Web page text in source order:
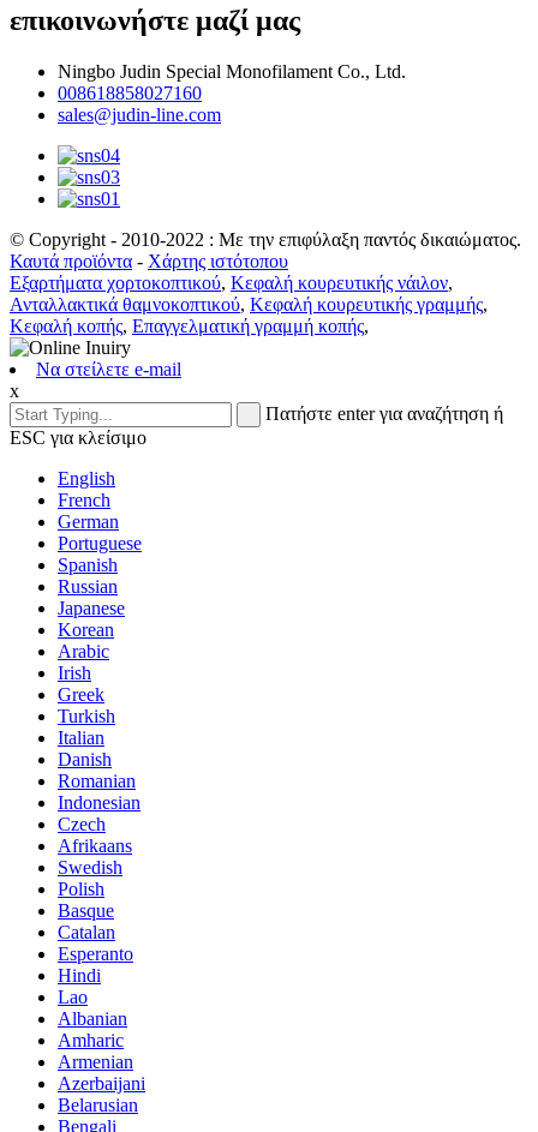
επικοινωνήστε μαζί μας
Ningbo Judin Special Monofilament Co., Ltd.
008618858027160
sales@judin-line.com
© Copyright - 2010-2022 : Με την επιφύλαξη παντός δικαιώματος.
Καυτά προϊόντα - Χάρτης ιστότοπου
Εξαρτήματα χορτοκοπτικού, Κεφαλή κουρευτικής νάιλον,
Ανταλλακτικά θαμνοκοπτικού, Κεφαλή κουρευτικής γραμμής,
Κεφαλή κοπής, Επαγγελματική γραμμή κοπής,
Να στείλετε e-mail
x
Πατήστε enter για αναζήτηση ή
ESC για κλείσιμο
English
French
German
Portuguese
Spanish
Russian
Japanese
Korean
Arabic
Irish
Greek
Turkish
Italian
Danish
Romanian
Indonesian
Czech
Afrikaans
Swedish
Polish
Basque
Catalan
Esperanto
Hindi
Lao
Albanian
Amharic
Armenian
Azerbaijani
Belarusian
Bengali